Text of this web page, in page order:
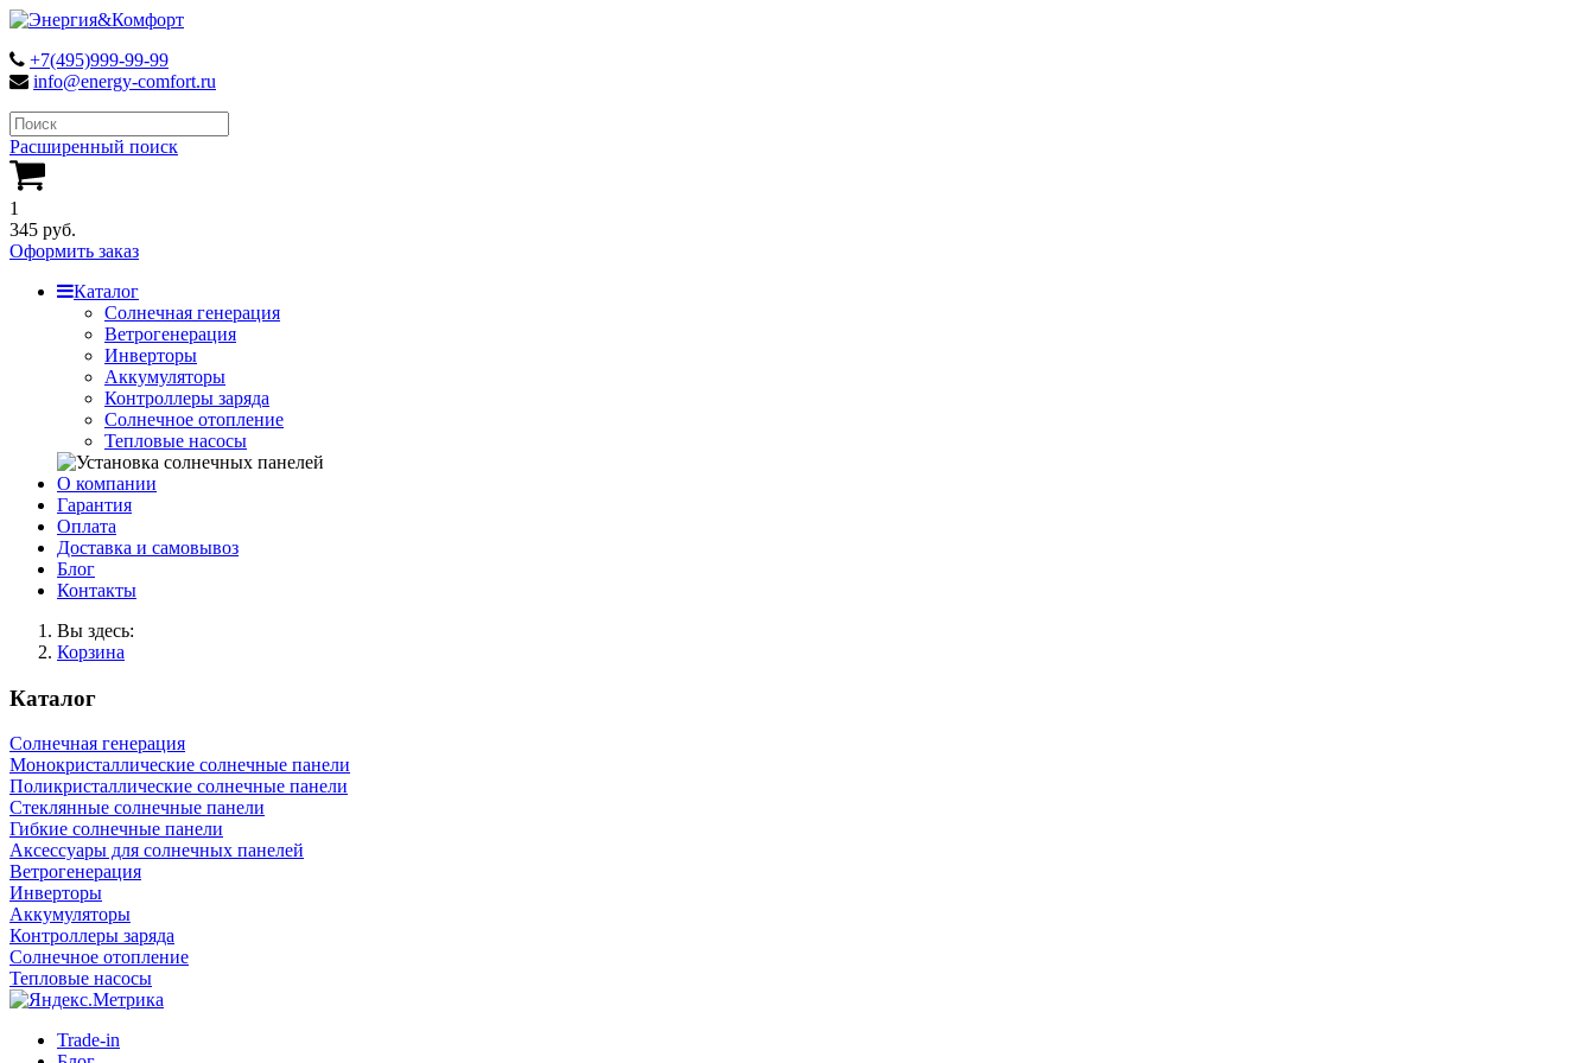
+7(495)999-99-99
info@energy-comfort.ru
Расширенный поиск
1
345 руб.
Оформить заказ
Каталог
Солнечная генерация
Ветрогенерация
Инверторы
Аккумуляторы
Контроллеры заряда
Солнечное отопление
Тепловые насосы
О компании
Гарантия
Оплата
Доставка и самовывоз
Блог
Контакты
Вы здесь:
Корзина
Каталог
Солнечная генерация
Монокристаллические солнечные панели
Поликристаллические солнечные панели
Стеклянные солнечные панели
Гибкие солнечные панели
Аксессуары для солнечных панелей
Ветрогенерация
Инверторы
Аккумуляторы
Контроллеры заряда
Солнечное отопление
Тепловые насосы
Trade-in